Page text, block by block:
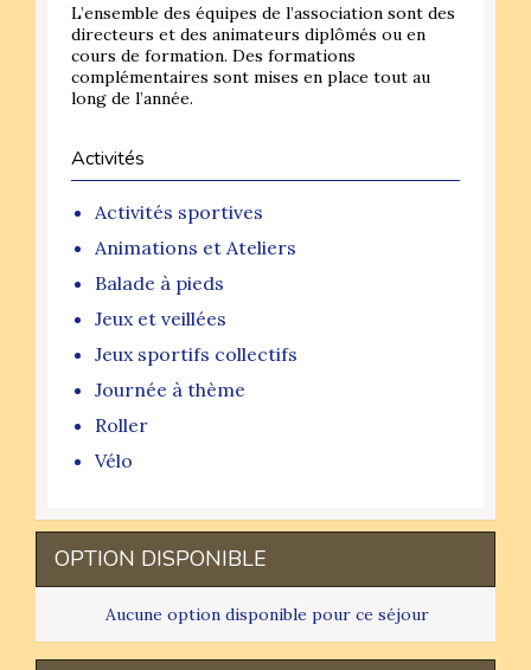
L’ensemble des équipes de l’association sont des
directeurs et des animateurs diplômés ou en
cours de formation. Des formations
complémentaires sont mises en place tout au
long de l’année.
Activités
Activités sportives
Animations et Ateliers
Balade à pieds
Jeux et veillées
Jeux sportifs collectifs
Journée à thème
Roller
Vélo
OPTION DISPONIBLE
Aucune option disponible pour ce séjour